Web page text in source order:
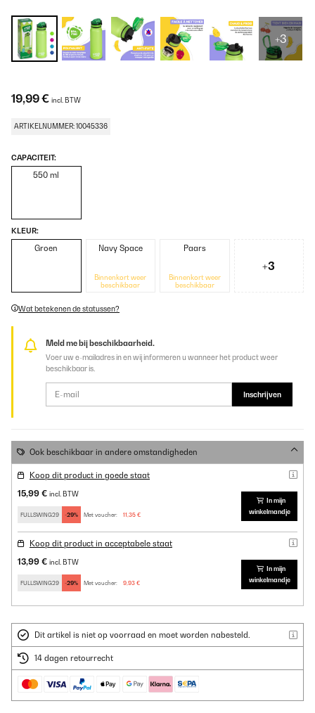
+3
19,99 € incl. BTW
ARTIKELNUMMER: 10045336
CAPACITEIT:
550 ml
KLEUR:
Groen Navy Space
Binnenkort weer
beschikbaar
Paars
Binnenkort weer
beschikbaar
+3
Wat betekenen de statussen?
Meld me bij beschikbaarheid.
Voer uw e-mailadres in en wij informeren u wanneer het product weer
beschikbaar is.
Inschrijven
Ook beschikbaar in andere omstandigheden
Koop dit product in goede staat
15,99 € incl. BTW
FULLSWING29 -29% Met voucher: 11,35 €
In mijn
winkelmandje
Koop dit product in acceptabele staat
13,99 € incl. BTW
FULLSWING29 -29% Met voucher: 9,93 €
In mijn
winkelmandje
Dit artikel is niet op voorraad en moet worden nabesteld.
14 dagen retourrecht